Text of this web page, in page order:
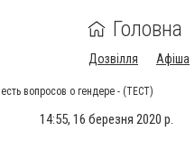
Головна
Дозвілля Афіша
вопросов о гендере - (ТЕСТ)
14:55, 16 березня 2020 р.